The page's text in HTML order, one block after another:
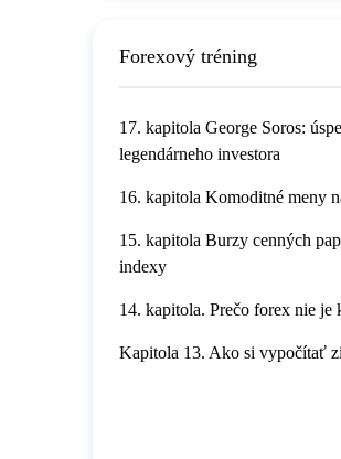
Forexový tréning
17. kapitola George Soros:
legendárneho investora
16. kapitola Komoditné meny
15. kapitola Burzy cenných
indexy
14. kapitola. Prečo forex nie je
Kapitola 13. Ako si vypočítať